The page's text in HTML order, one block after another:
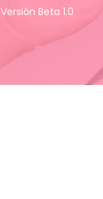
Versión Beta 1.0